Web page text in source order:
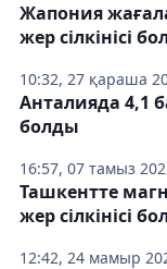
10:32, 27 қараша
Жапония
жер сілкінісі
16:57, 07 тамыз
Анталияда 4,1
болды
12:42, 24 мамыр
Ташкентте
жер сілкінісі